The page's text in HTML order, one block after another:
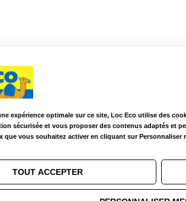
expérience optimale sur ce site, Loc Eco utilise des
sécurisée et vous proposer des contenus adaptés et
que vous souhaitez activer en cliquant sur Personnaliser
TOUT ACCEPTER